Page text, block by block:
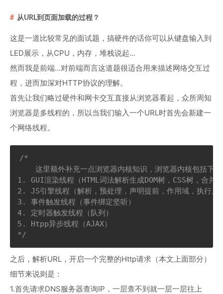
从URL到页面加载的过程？
这是一道比较常见的面试题，搞硬件的话你可以从键盘输入到
LED展示，从CPU，内存，堆栈说起...
然而我是前端...对前端而言这道题很适合用来描述网络交互过
程，进而加深对HTTP协议的理解。
首先让我们略过硬件和网卡交互直接从浏览器看起，众所周知
浏览器是多线程的，所以当我们输入一个URL时首先会新建一
个网络线程。
/*
这里额外补充一点浏览器内核知识，浏览器内核包括下
1. GUI渲染线程（HTML词法解析生成DOM树，CSS树，
2. JS引擎线程（解析，预处理，声明提前，作用域，执行
3. 事件触发线程（事件绑定坚听）
4. 定时器触发线程（队列）
5. Htpp异步线程（AJAX）
*/
之后，解析URL，开启一个完整的Http请求（本文上面部分）
细节来说则是：
1.首先请求DNS服务器查询IP，一层查不到就一层一层往上